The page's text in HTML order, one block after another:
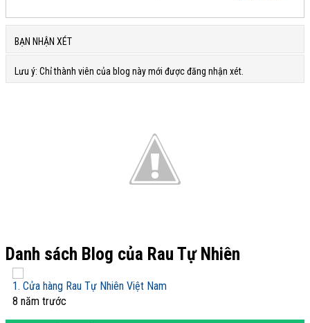
BẠN NHẬN XÉT
Lưu ý: Chỉ thành viên của blog này mới được đăng nhận xét.
Danh sách Blog của Rau Tự Nhiên
1. Cửa hàng Rau Tự Nhiên Việt Nam
8 năm trước